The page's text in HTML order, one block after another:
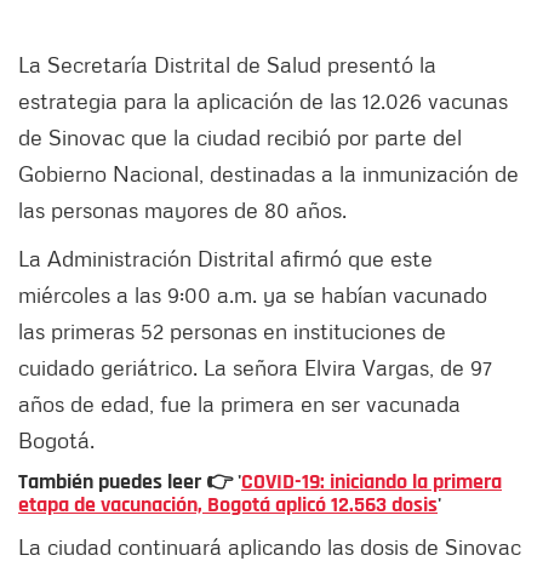
La Secretaría Distrital de Salud presentó la
estrategia para la aplicación de las 12.026 vacunas
de Sinovac que la ciudad recibió por parte del
Gobierno Nacional, destinadas a la inmunización de
las personas mayores de 80 años.
La Administración Distrital afirmó que este
miércoles a las 9:00 a.m. ya se habían vacunado
las primeras 52 personas en instituciones de
cuidado geriátrico. La señora Elvira Vargas, de 97
años de edad, fue la primera en ser vacunada
Bogotá.
También puedes leer 👉 'COVID-19: iniciando la primera
etapa de vacunación, Bogotá aplicó 12.563 dosis'
La ciudad continuará aplicando las dosis de Sinovac